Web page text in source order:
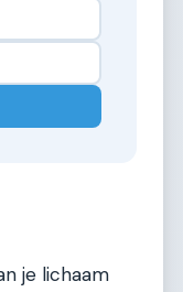
je lichaam